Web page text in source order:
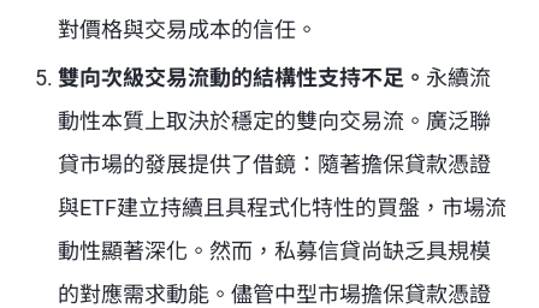
對價格與交易成本的信任。
雙向次級交易流動的結構性支持不足。 永續流
動性本質上取決於穩定的雙向交易流。廣泛聯
貸市場的發展提供了借鏡：隨著擔保貸款憑證
與ETF建立持續且具程式化特性的買盤，市場流
動性顯著深化。然而，私募信貸尚缺乏具規模
的對應需求動能。儘管中型市場擔保貸款憑證